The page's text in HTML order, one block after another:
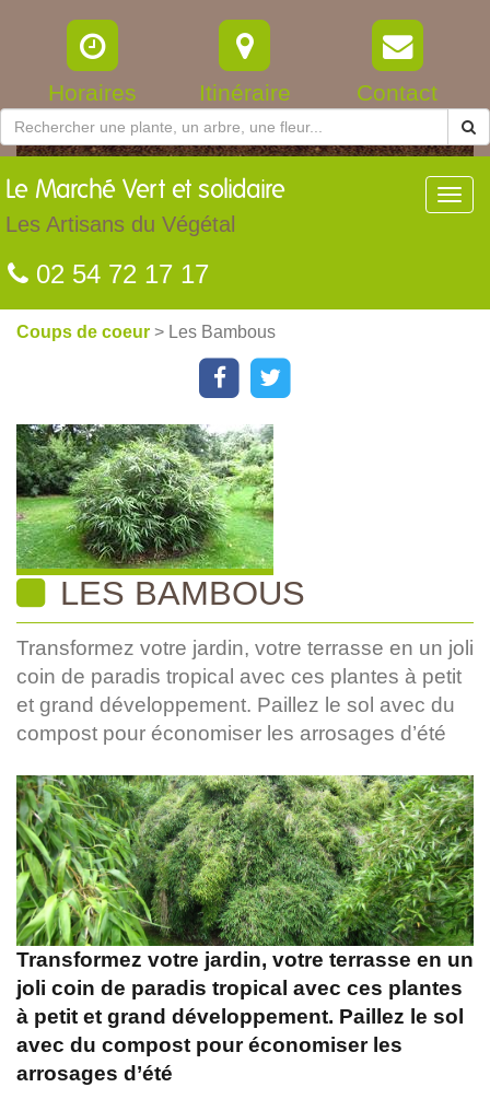
Horaires Itinéraire Contact
Le Marché Vert et solidaire
Les Artisans du Végétal
02 54 72 17 17
Coups de coeur > Les Bambous
LES BAMBOUS
Transformez votre jardin, votre terrasse en un joli
coin de paradis tropical avec ces plantes à petit
et grand développement. Paillez le sol avec du
compost pour économiser les arrosages d’été
Transformez votre jardin, votre terrasse en un
joli coin de paradis tropical avec ces plantes
à petit et grand développement. Paillez le sol
avec du compost pour économiser les
arrosages d’été